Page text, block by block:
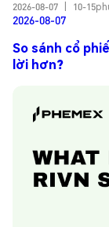
2026-08-07
10-
2026-08-07
So sánh cổ
lời hơn?